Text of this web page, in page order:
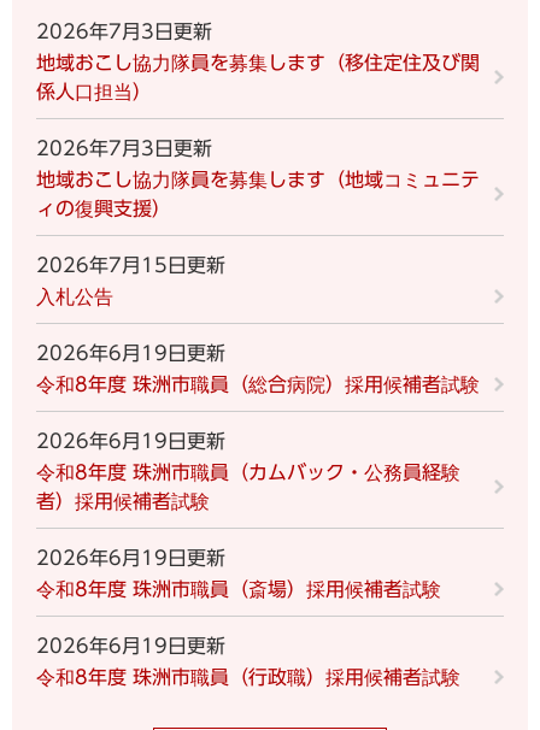
2026年7月3日更新
地域おこし協力隊員を募集します（移住定住及び関
係人口担当）
2026年7月3日更新
地域おこし協力隊員を募集します（地域コミュニテ
ィの復興支援）
2026年7月15日更新
入札公告
2026年6月19日更新
令和8年度 珠洲市職員（総合病院）採用候補者試験
2026年6月19日更新
令和8年度 珠洲市職員（カムバック・公務員経験
者）採用候補者試験
2026年6月19日更新
令和8年度 珠洲市職員（斎場）採用候補者試験
2026年6月19日更新
令和8年度 珠洲市職員（行政職）採用候補者試験